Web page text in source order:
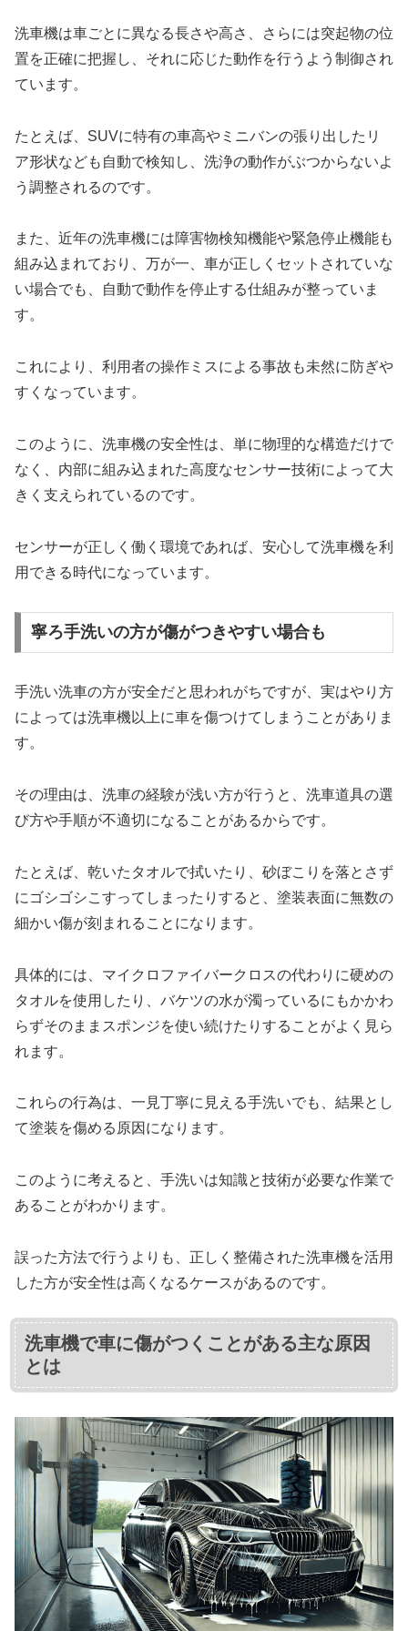
洗車機は車ごとに異なる長さや高さ、さらには突起物の位
置を正確に把握し、それに応じた動作を行うよう制御され
ています。
たとえば、SUVに特有の車高やミニバンの張り出したリ
ア形状なども自動で検知し、洗浄の動作がぶつからないよ
う調整されるのです。
また、近年の洗車機には障害物検知機能や緊急停止機能も
組み込まれており、万が一、車が正しくセットされていな
い場合でも、自動で動作を停止する仕組みが整っていま
す。
これにより、利用者の操作ミスによる事故も未然に防ぎや
すくなっています。
このように、洗車機の安全性は、単に物理的な構造だけで
なく、内部に組み込まれた高度なセンサー技術によって大
きく支えられているのです。
センサーが正しく働く環境であれば、安心して洗車機を利
用できる時代になっています。
寧ろ手洗いの方が傷がつきやすい場合も
手洗い洗車の方が安全だと思われがちですが、実はやり方
によっては洗車機以上に車を傷つけてしまうことがありま
す。
その理由は、洗車の経験が浅い方が行うと、洗車道具の選
び方や手順が不適切になることがあるからです。
たとえば、乾いたタオルで拭いたり、砂ぼこりを落とさず
にゴシゴシこすってしまったりすると、塗装表面に無数の
細かい傷が刻まれることになります。
具体的には、マイクロファイバークロスの代わりに硬めの
タオルを使用したり、バケツの水が濁っているにもかかわ
らずそのままスポンジを使い続けたりすることがよく見ら
れます。
これらの行為は、一見丁寧に見える手洗いでも、結果とし
て塗装を傷める原因になります。
このように考えると、手洗いは知識と技術が必要な作業で
あることがわかります。
誤った方法で行うよりも、正しく整備された洗車機を活用
した方が安全性は高くなるケースがあるのです。
洗車機で車に傷がつくことがある主な原因
とは